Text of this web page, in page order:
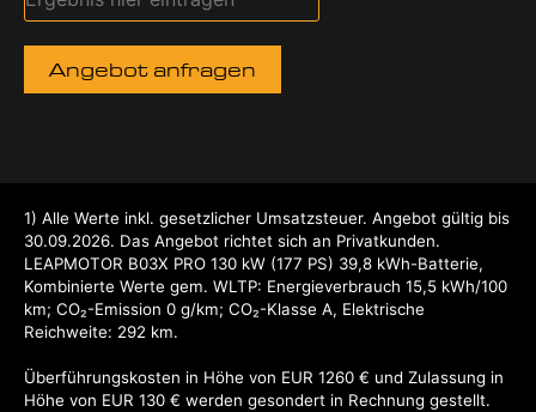
Angebot anfragen
1 Alle Werte inkl. gesetzlicher Umsatzsteuer. Angebot gültig bis
30.09.2026. Das Angebot richtet sich an Privatkunden.
LEAPMOTOR B03X PRO 130 kW (177 PS) 39,8 kWh-Batterie,
Kombinierte Werte gem. WLTP: Energieverbrauch 15,5 kWh/100
km; CO₂-Emission 0 g/km; CO₂-Klasse A, Elektrische
Reichweite: 292 km.
Überführungskosten in Höhe von EUR 1260 € und Zulassung in
Höhe von EUR 130 € werden gesondert in Rechnung gestellt.